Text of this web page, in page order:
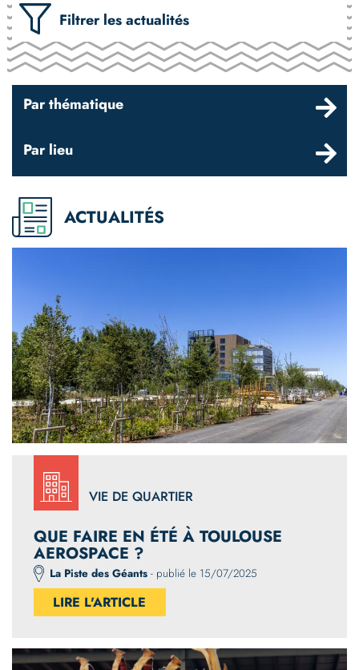
Filtrer les actualités
Par thématique
Par lieu
ACTUALITÉS
VIE DE QUARTIER
QUE FAIRE EN ÉTÉ À TOULOUSE
AEROSPACE ?
La Piste des Géants - publié le 15/07/2025
LIRE L'ARTICLE